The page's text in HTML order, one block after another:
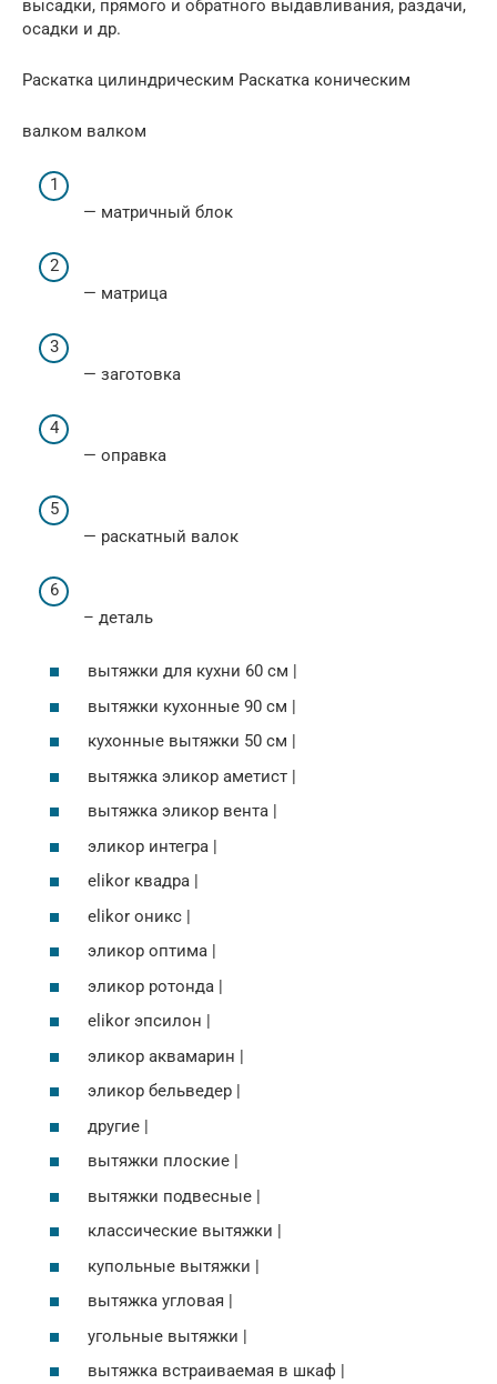
высадки, прямого и обратного выдавливания, раздачи,
осадки и др.
Раскатка цилиндрическим Раскатка коническим
валком валком
— матричный блок
— матрица
— заготовка
— оправка
— раскатный валок
– деталь
вытяжки для кухни 60 см |
вытяжки кухонные 90 см |
кухонные вытяжки 50 см |
вытяжка эликор аметист |
вытяжка эликор вента |
эликор интегра |
elikor квадра |
elikor оникс |
эликор оптима |
эликор ротонда |
elikor эпсилон |
эликор аквамарин |
эликор бельведер |
другие |
вытяжки плоские |
вытяжки подвесные |
классические вытяжки |
купольные вытяжки |
вытяжка угловая |
угольные вытяжки |
вытяжка встраиваемая в шкаф |